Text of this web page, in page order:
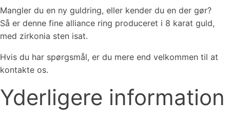
Mangler du en ny guldring, eller kender du en der gør?
Så er denne fine alliance ring produceret i 8 karat guld,
med zirkonia sten isat.
Hvis du har spørgsmål, er du mere end velkommen til at
kontakte os.
Yderligere information